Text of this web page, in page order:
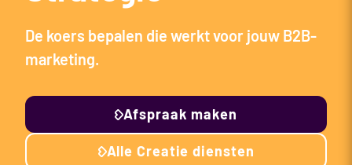
De koers bepalen die werkt voor jouw B2B-
marketing.
Afspraak maken
Alle Creatie diensten